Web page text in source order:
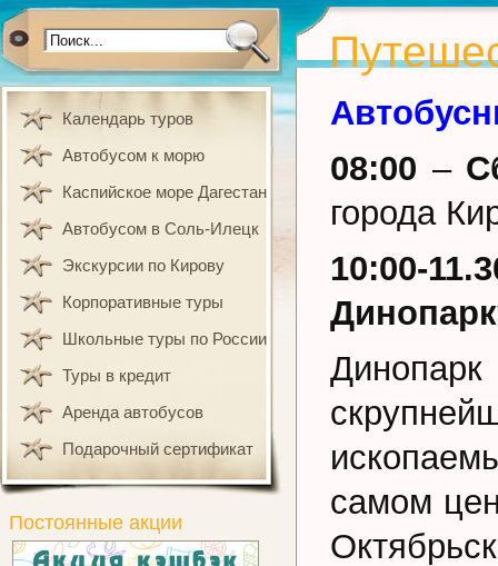
08:00 –
города
10:00-
самом
Календарь туров
Автобусом к морю
Каспийское море Дагестан
Автобусом в Соль-Илецк
Экскурсии по Кирову
Корпоративные туры
Школьные туры по России
Туры в кредит
Аренда автобусов
Подарочный сертификат
Постоянные акции